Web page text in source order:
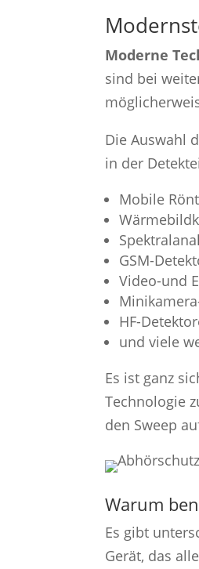
Moderne
sind bei
Die Auswahl
in der
Mobile
GSM-
Video-und
HF-
und viele
Es ist ganz
Technologie
den Sweep
Warum
Es gibt
Gerät, das